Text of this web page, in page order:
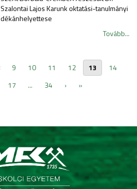
Szalontai Lajos Karunk oktatási-tanulmányi
dékánhelyettese
Tovább...
9 10 11 12 13
14
17 ... 34 › »